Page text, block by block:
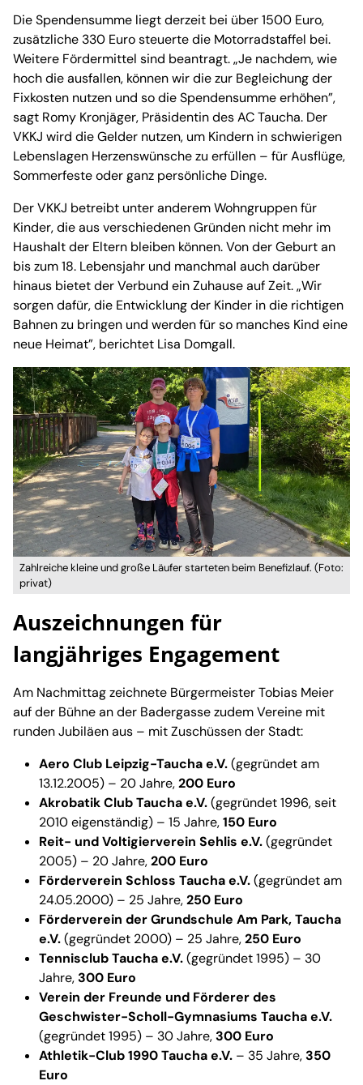
Die Spendensumme liegt derzeit bei über 1500 Euro,
zusätzliche 330 Euro steuerte die Motorradstaffel bei.
Weitere Fördermittel sind beantragt. „Je nachdem, wie
hoch die ausfallen, können wir die zur Begleichung der
Fixkosten nutzen und so die Spendensumme erhöhen”,
sagt Romy Kronjäger, Präsidentin des AC Taucha. Der
VKKJ wird die Gelder nutzen, um Kindern in schwierigen
Lebenslagen Herzenswünsche zu erfüllen – für Ausflüge,
Sommerfeste oder ganz persönliche Dinge.
Der VKKJ betreibt unter anderem Wohngruppen für
Kinder, die aus verschiedenen Gründen nicht mehr im
Haushalt der Eltern bleiben können. Von der Geburt an
bis zum 18. Lebensjahr und manchmal auch darüber
hinaus bietet der Verbund ein Zuhause auf Zeit. „Wir
sorgen dafür, die Entwicklung der Kinder in die richtigen
Bahnen zu bringen und werden für so manches Kind eine
neue Heimat”, berichtet Lisa Domgall.
Zahlreiche kleine und große Läufer starteten beim Benefizlauf. (Foto:
privat)
Auszeichnungen für
langjähriges Engagement
Am Nachmittag zeichnete Bürgermeister Tobias Meier
auf der Bühne an der Badergasse zudem Vereine mit
runden Jubiläen aus – mit Zuschüssen der Stadt:
Aero Club Leipzig-Taucha e.V.(gegründet am
13.12.2005) – 20 Jahre,200 Euro
Akrobatik Club Taucha e.V.(gegründet 1996, seit
2010 eigenständig) – 15 Jahre,150 Euro
Reit- und Voltigierverein Sehlis e.V.(gegründet
2005) – 20 Jahre,200 Euro
Förderverein Schloss Taucha e.V.(gegründet am
24.05.2000) – 25 Jahre,250 Euro
Förderverein der Grundschule Am Park, Taucha
e.V.(gegründet 2000) – 25 Jahre,250 Euro
Tennisclub Taucha e.V.(gegründet 1995) – 30
Jahre,300 Euro
Verein der Freunde und Förderer des
Geschwister-Scholl-Gymnasiums Taucha e.V.
(gegründet 1995) – 30 Jahre,300 Euro
Athletik-Club 1990 Taucha e.V. – 35 Jahre,350
Euro